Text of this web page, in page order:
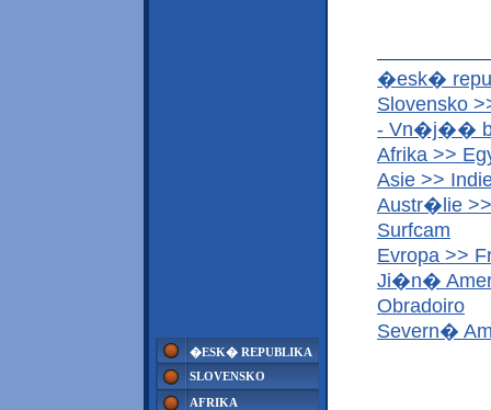
�ESK� REPUBLIKA
SLOVENSKO
AFRIKA
�esk�
Slovensko
- Vn�j��
Afrika >>
Asie >>
Austr�lie
Surfcam
Evropa >>
Ji�n�
Obradoiro
Severn�